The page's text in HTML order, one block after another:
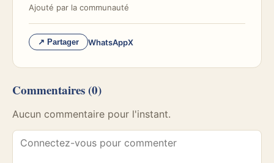
Ajouté par la communauté
↗ Partager WhatsAppX
Commentaires (0)
Aucun commentaire pour l'instant.